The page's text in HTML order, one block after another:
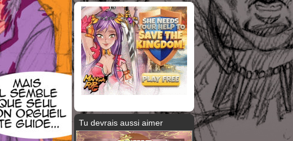
Tu devrais aussi aimer